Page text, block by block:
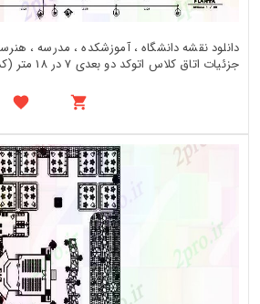
جزئیات اتاق کلاس اتوکد دو بعدی 7 در 18 متر (کد167487)